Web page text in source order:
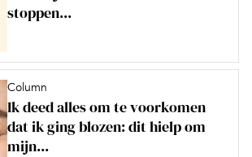
stoppen...
Column
Ik deed alles om te voorkomen
dat ik ging blozen: dit hielp om
mijn...